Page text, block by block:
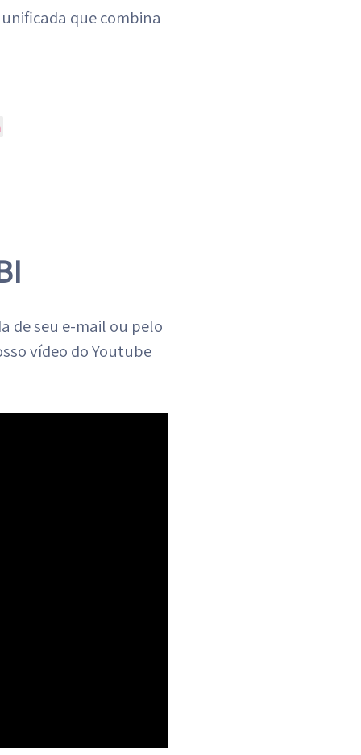
que combina
de seu e-mail ou pelo
vídeo do Youtube